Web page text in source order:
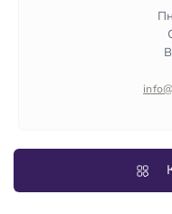
Политика